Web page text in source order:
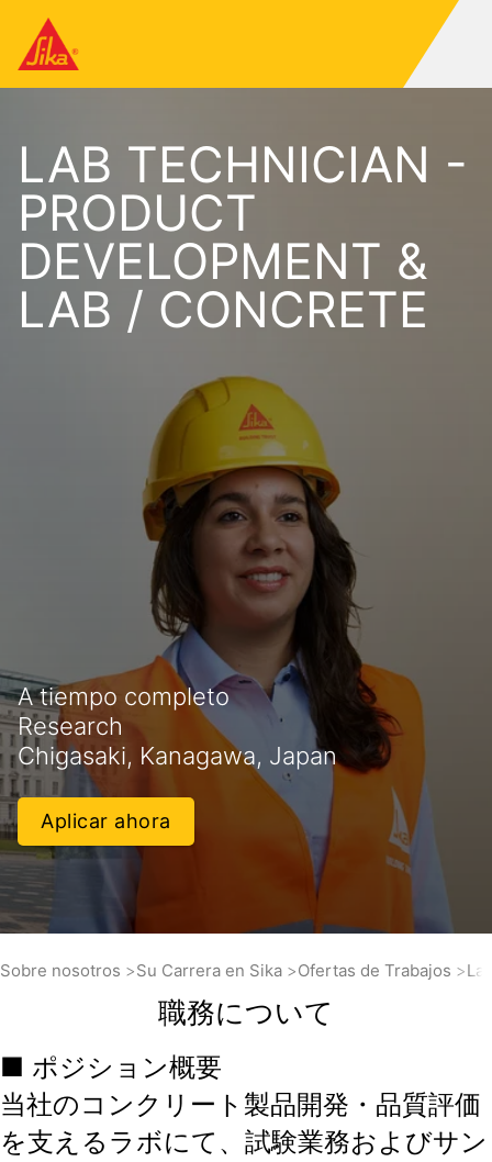
LAB TECHNICIAN -
PRODUCT
DEVELOPMENT &
LAB / CONCRETE
A tiempo completo
Research
Chigasaki, Kanagawa, Japan
Aplicar ahora
Sobre nosotros Su Carrera en Sika Ofertas de Trabajos
職務について
■ ポジション概要
当社のコンクリート製品開発・品質評価
を支えるラボにて、試験業務およびサン